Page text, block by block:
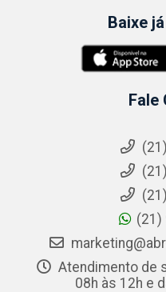
Baixe
Fale
(21)
Atendimento de
08h às 12h e